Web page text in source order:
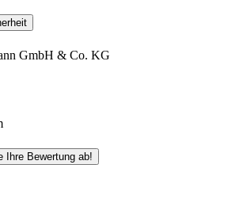
GmbH & Co. KG
Ihre Bewertung ab!